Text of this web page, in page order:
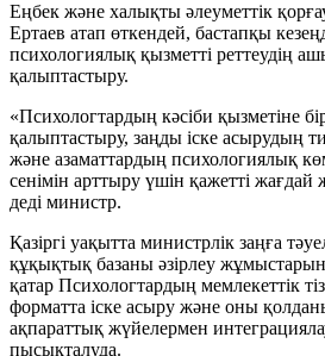
Еңбек және халықты әлеуметтік
Ертаев атап өткендей, бастапқы
психологиялық қызметті реттеудің
қалыптастыру.
«Психологтардың кәсіби қызметіне
қалыптастыру, заңды іске асырудың
және азаматтардың психологиялық
сенімін арттыру үшін қажетті
деді министр.
Қазіргі уақытта министрлік заңға
құқықтық базаны әзірлеу
қатар Психологтардың мемлекеттік
форматта іске асыру және оны
ақпараттық жүйелермен
пысықталуда.